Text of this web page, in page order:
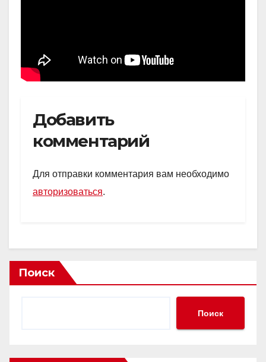
Добавить
комментарий
Для отправки комментария вам необходимо
авторизоваться.
Поиск
Поиск